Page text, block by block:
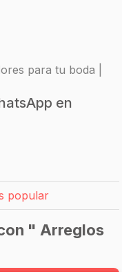
para tu boda |
en
popular
" Arreglos